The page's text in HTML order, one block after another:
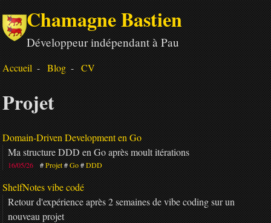
Chamagne Bastien
Développeur indépendant à Pau
Accueil Blog CV
Projet
Domain-Driven Development en Go
Ma structure DDD en Go après moult itérations
16/05/26 Projet Go DDD
ShelfNotes vibe codé
Retour d'expérience après 2 semaines de vibe coding sur un
nouveau projet